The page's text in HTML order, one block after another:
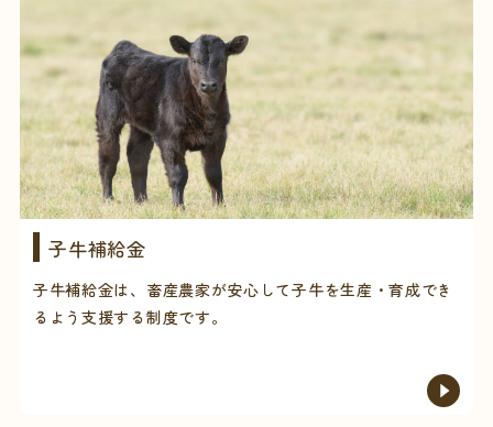
子牛補給金
子牛補給金は、畜産農家が安心して子牛を生産・育成でき
るよう支援する制度です。